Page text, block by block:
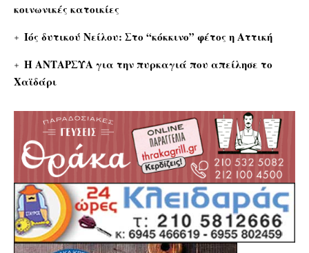
κοινωνικές κατοικίες
Ιός δυτικού Νείλου: Στο “κόκκινο” φέτος η Αττική
Η ΑΝΤΑΡΣΥΑ για την πυρκαγιά που απείλησε το
Χαϊδάρι